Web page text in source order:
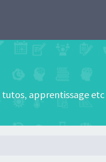
tutos, apprentissage etc